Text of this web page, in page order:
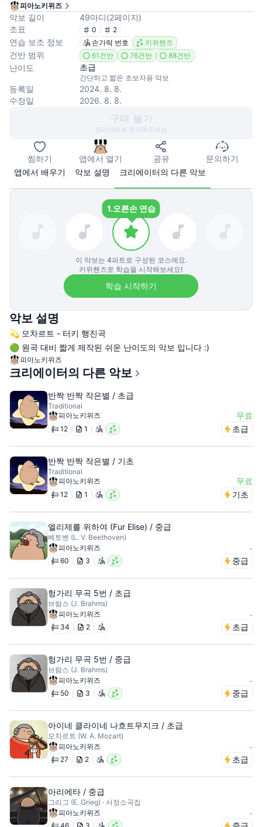
피아노키위즈
악보 길이 49마디(2페이지)
조표
0 2
연습 보조 정보 손가락 번호 키위핸즈
건반 범위 61건반 76건반 88건반
난이도 초급
간단하고 짧은 초보자용 악보
등록일
2024. 8. 8.
수정일
2026. 8. 8.
구매 불가
관리자에게 문의해주세요
찜하기 앱에서 열기 공유
문의하기
앱에서 배우기
악보 설명 크리에이터의 다른 악보
1.오른손 연습
이 악보는 4파트로 구성된 코스에요.
키위핸즈로 학습을 시작해보세요!
학습 시작하기
악보 설명
💫 모차르트 - 터키 행진곡
🟢 원곡 대비 짧게 제작된 쉬운 난이도의 악보 입니다 :)
피아노키위즈
크리에이터의 다른 악보
반짝 반짝 작은별 / 초급
Traditional
피아노키위즈
무료
12 1 초급
반짝 반짝 작은별 / 기초
Traditional
피아노키위즈
무료
12 1 기초
엘리제를 위하여 (Fur Elise) / 중급
베토벤 (L. V. Beethoven)
피아노키위즈
-
60 3 중급
헝가리 무곡 5번 / 초급
브람스 (J. Brahms)
피아노키위즈
-
34 2 초급
헝가리 무곡 5번 / 중급
브람스 (J. Brahms)
피아노키위즈
-
50 3 중급
아이네 클라이네 나흐트무지크 / 초급
모차르트 (W. A. Mozart)
피아노키위즈
-
27 2 초급
아리에타 / 중급
그리그 (E. Grieg) · 서정소곡집
피아노키위즈
-